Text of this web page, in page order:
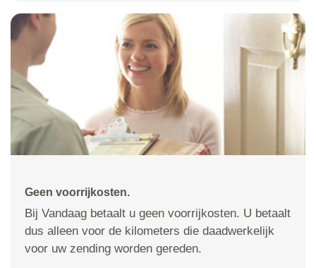
Geen voorrijkosten.
Bij Vandaag betaalt u geen voorrijkosten. U betaalt
dus alleen voor de kilometers die daadwerkelijk
voor uw zending worden gereden.